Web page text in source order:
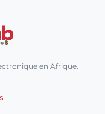
en Afrique.